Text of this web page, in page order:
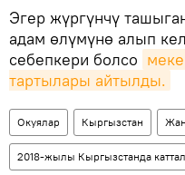
Эгер жүргүнчү
адам өлүмүнө алып
себепкери болсо
тартылары айтылды.
Окуялар Кыргызстан
2018-жылы Кыргызстанда